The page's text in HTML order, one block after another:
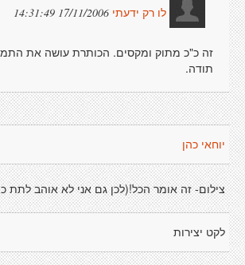
לו רק ידעתי 17/11/2006 14:31:49
זה כ"כ מתוק ומקסים. הכותרת עושה את
תודה.
יוחאי כהן
צילום- זה אומר הכל!(לכן גם אני לא אוהב לתת
לקט יצירות